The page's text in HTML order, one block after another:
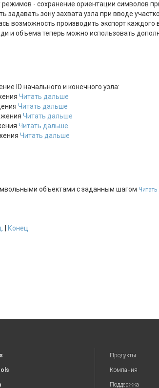
- сохранение ориентации символов
задавать зону захвата узла при вводе
возможность производить экспорт
и объема теперь можно использовать
ID начального и конечного узла:
Читать дальше
Читать дальше
Читать дальше
Читать дальше
Читать дальше
объектами с заданным шагом
Конец
Продукты
Компания
Поддержка